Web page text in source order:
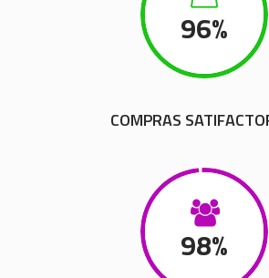
96%
COMPRAS
98%